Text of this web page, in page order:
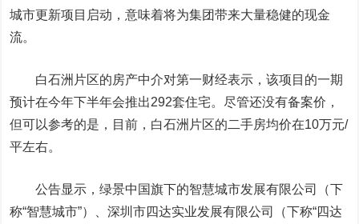
城市更新项目启动，意味着将为集团带来大量稳健的现金
流。
白石洲片区的房产中介对第一财经表示，该项目的一期
预计在今年下半年会推出292套住宅。尽管还没有备案价，
但可以参考的是，目前，白石洲片区的二手房均价在10万元/
平左右。
公告显示，绿景中国旗下的智慧城市发展有限公司（下
称“智慧城市”）、深圳市四达实业发展有限公司（下称“四达